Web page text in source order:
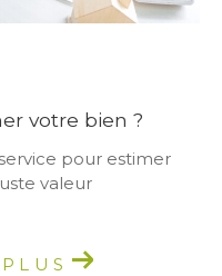
votre bien ?
pour estimer
valeur